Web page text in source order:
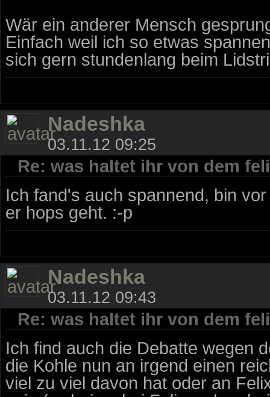
Wär ein anderer Mensch
Einfach weil ich so etwas
sich gern stundenlang beim
Nadeshka
03.11.12 09:25
Re: was haltet ihr von dem
Ich fand's auch spannend, bin
er hops geht. :-p
Nadeshka
03.11.12 09:43
Re: was haltet ihr von dem
Ich find auch die Debatte wegen
die Kohle nun an irgend einen
viel zu viel davon hat oder an